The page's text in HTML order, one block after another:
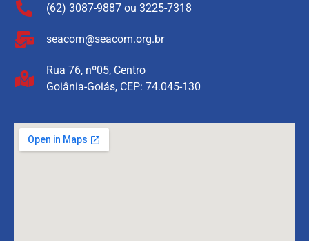
(62) 3087-9887 ou 3225-7318
seacom@seacom.org.br
Rua 76, nº05, Centro
Goiânia-Goiás, CEP: 74.045-130